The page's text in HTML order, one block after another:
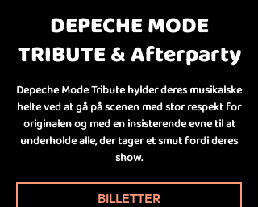
DEPECHE MODE
TRIBUTE & Afterparty
Depeche Mode Tribute hylder deres musikalske
helte ved at gå på scenen med stor respekt for
originalen og med en insisterende evne til at
underholde alle, der tager et smut fordi deres
show.
BILLETTER